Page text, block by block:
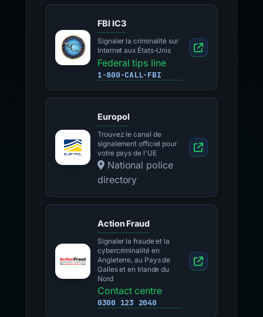
FBI IC3
Signaler la criminalité sur
Internet aux États-Unis
Federal tips line
1-800-CALL-FBI
Europol
Trouvez le canal de
signalement officiel pour
votre pays de l'UE
National police
directory
Action Fraud
Signaler la fraude et la
cybercriminalité en
Angleterre, au Pays de
Galles et en Irlande du
Nord
Contact centre
0300 123 2040